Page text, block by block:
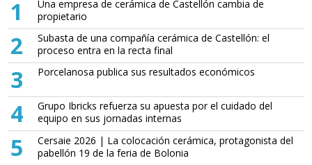
1
Una empresa de cerámica de Castellón cambia de
propietario
2
Subasta de una compañía cerámica de Castellón: el
proceso entra en la recta final
3 Porcelanosa publica sus resultados económicos
4
Grupo Ibricks refuerza su apuesta por el cuidado del
equipo en sus jornadas internas
5
Cersaie 2026 | La colocación cerámica, protagonista del
pabellón 19 de la feria de Bolonia